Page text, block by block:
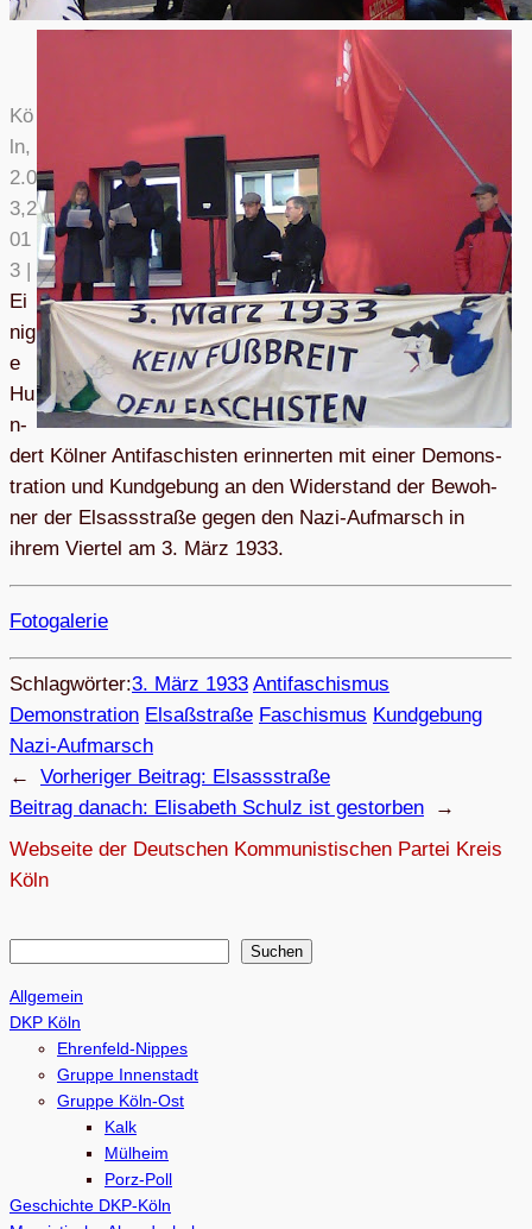
Kö
ln,
2.0
3,2
01
3 |
Ei
nig
e
Hu
n­
dert Köl­ner Anti­fa­schis­ten erin­ner­ten mit einer Demons­
tra­tion und Kund­ge­bung an den Wider­stand der Bewoh­
ner der Elsass­straße gegen den Nazi-Auf­­­marsch in
ihrem Vier­tel am 3. März 1933.
Foto­ga­le­rie
Schlagwörter:3. März 1933 Antifaschismus
Demonstration Elsaßstraße Faschismus Kundgebung
Nazi-Aufmarsch
←
Vorheriger Beitrag: Elsass­straße
Beitrag danach: Eli­sa­beth Schulz ist gestorben
→
Webseite der Deutschen Kommunistischen Partei Kreis
Köln
c
Suchen
Allgemein
DKP Köln
Ehrenfeld-Nippes
Gruppe Innenstadt
Gruppe Köln-Ost
Kalk
Mülheim
Porz-Poll
Geschichte DKP-Köln